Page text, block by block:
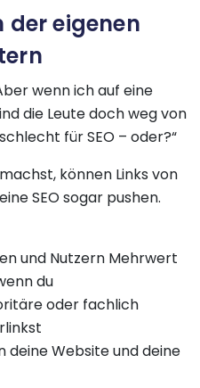
der eigenen
wenn ich auf eine
die Leute doch weg von
für SEO – oder?“
können Links von
SEO sogar pushen.
und Nutzern Mehrwert
du
oder fachlich
deine Website und deine